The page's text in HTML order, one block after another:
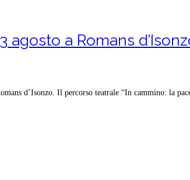
a Romans
d’Isonzo. Il percorso teatrale “In cammino: la